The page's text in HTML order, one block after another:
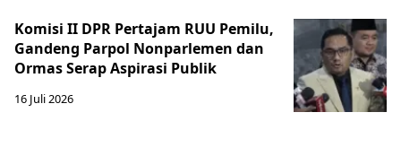
Komisi II DPR Pertajam RUU Pemilu,
Gandeng Parpol Nonparlemen dan
Ormas Serap Aspirasi Publik
16 Juli 2026